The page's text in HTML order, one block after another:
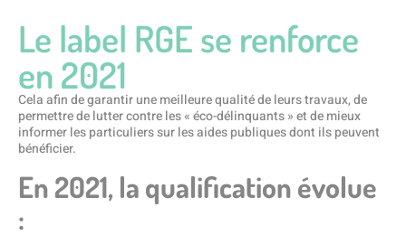
Le label RGE se renforce
en 2021
Cela afin de garantir une meilleure qualité de leurs travaux, de
permettre de lutter contre les « éco-délinquants » et de mieux
informer les particuliers sur les aides publiques dont ils peuvent
bénéficier.
En 2021, la qualification évolue
: